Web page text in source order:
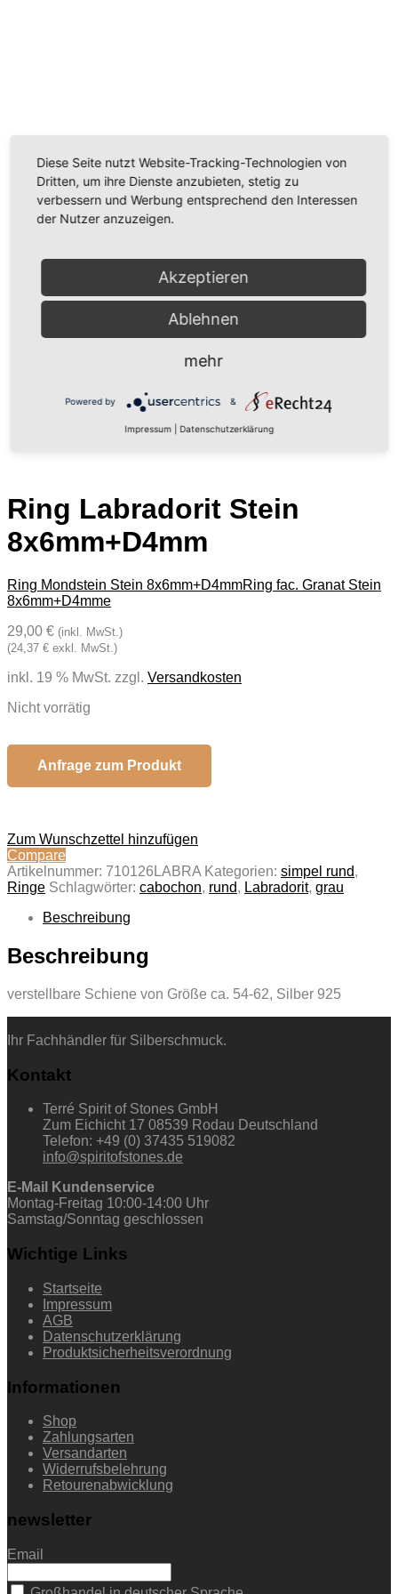
Wir verwenden einen Service eines Drittanbieters, um
Videoinhalte einzubetten. Dieser Service kann Daten
zu Ihren Aktivitäten sammeln. Bitte lesen Sie die Details
durch und stimmen Sie der Nutzung des Service zu,
um dieses Video anzusehen.
Akzeptieren
Platform
Ring Labradorit Stein
8x6mm+D4mm
Ring Mondstein Stein 8x6mm+D4mmRing fac. Granat Stein
8x6mm+D4mme
29,00 € (inkl. MwSt.)
(24,37 € exkl. MwSt.)
inkl. 19 % MwSt. zzgl. Versandkosten
Nicht vorrätig
Anfrage zum Produkt
Zum Wunschzettel hinzufügen
Compare
Artikelnummer: 710126LABRA Kategorien: simpel rund,
Ringe Schlagwörter: cabochon, rund, Labradorit, grau
Beschreibung
Beschreibung
verstellbare Schiene von Größe ca. 54-62, Silber 925
Ihr Fachhändler für Silberschmuck.
Kontakt
Terré Spirit of Stones GmbH
Zum Eichicht 17 08539 Rodau Deutschland
Telefon: +49 (0) 37435 519082
info@spiritofstones.de
E-Mail Kundenservice
Montag-Freitag 10:00-14:00 Uhr
Samstag/Sonntag geschlossen
Wichtige Links
Startseite
Impressum
AGB
Datenschutzerklärung
Produktsicherheitsverordnung
Informationen
Shop
Zahlungsarten
Versandarten
Widerrufsbelehrung
Retourenabwicklung
newsletter
Email
Diese Seite nutzt Website-Tracking-Technologien von
Dritten, um ihre Dienste anzubieten, stetig zu
verbessern und Werbung entsprechend den Interessen
der Nutzer anzuzeigen.
Akzeptieren
Ablehnen
mehr
Powered by &
Impressum Datenschutzerklärung